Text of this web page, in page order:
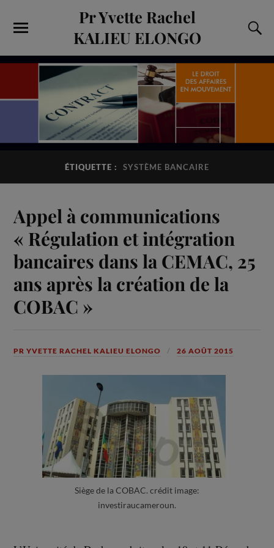
Pr Yvette Rachel
KALIEU ELONGO
ÉTIQUETTE : SYSTÈME BANCAIRE
Appel à communications
« Régulation et intégration
bancaires dans la CEMAC, 25
ans après la création de la
COBAC »
PR YVETTE RACHEL KALIEU ELONGO 26 AOÛT 2015
Siège de la COBAC. crédit image:
investiraucameroun.